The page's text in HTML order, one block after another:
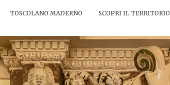
TOSCOLANO MADERNO SCOPRI IL TERRITORIO